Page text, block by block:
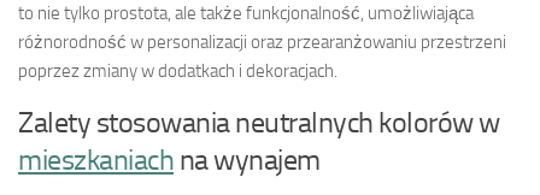
to nie tylko prostota, ale także funkcjonalność, umożliwiająca
różnorodność w personalizacji oraz przearanżowaniu przestrzeni
poprzez zmiany w dodatkach i dekoracjach.
Zalety stosowania neutralnych kolorów w
mieszkaniach na wynajem